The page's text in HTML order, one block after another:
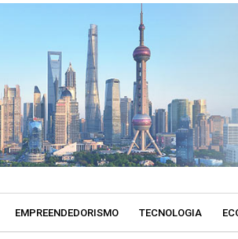
EMPREENDEDORISMO TECNOLOGIA